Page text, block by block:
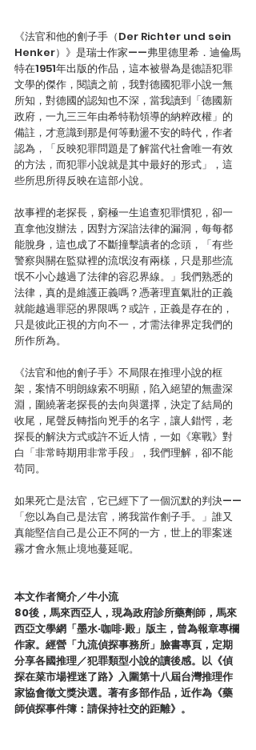
《法官和他的劊子手（Der Richter und sein
Henker）》是瑞士作家——弗里德里希．迪倫馬
特在1951年出版的作品，這本被譽為是德語犯罪
文學的傑作，閱讀之前，我對德國犯罪小說一無
所知，對德國的認知也不深，當我讀到「德國新
政府，一九三三年由希特勒領導的納粹政權」的
備註，才意識到那是何等動盪不安的時代，作者
認為，「反映犯罪問題是了解當代社會唯一有效
的方法，而犯罪小說就是其中最好的形式」，這
些所思所得反映在這部小說。
故事裡的老探長，窮極一生追查犯罪慣犯，卻一
直拿他沒辦法，因對方深諳法律的漏洞，每每都
能脫身，這也成了不斷撞擊讀者的念頭，「有些
警察與關在監獄裡的流氓沒有兩樣，只是那些流
氓不小心越過了法律的容忍界線。」我們熟悉的
法律，真的是維護正義嗎？憑著理直氣壯的正義
就能越過罪惡的界限嗎？或許，正義是存在的，
只是彼此正視的方向不一，才需法律界定我們的
所作所為。
《法官和他的劊子手》不局限在推理小說的框
架，案情不明朗線索不明顯，陷入絕望的無盡深
淵，圍繞著老探長的去向與選擇，決定了結局的
收尾，尾聲反轉指向兇手的名字，讓人錯愕，老
探長的解決方式或許不近人情，一如《寒戰》對
白「非常時期用非常手段」，我們理解，卻不能
苟同。
如果死亡是法官，它已經下了一個沉默的判決——
「您以為自己是法官，將我當作劊子手。」誰又
真能堅信自己是公正不阿的一方，世上的罪案迷
霧才會永無止境地蔓延呢。
本文作者簡介／牛小流
80後，馬來西亞人，現為政府診所藥劑師，馬來
西亞文學網「墨水·咖啡·殿」版主，曾為報章專欄
作家。經營「九流偵探事務所」臉書專頁，定期
分享各國推理／犯罪類型小說的讀後感。以《偵
探在菜市場裡迷了路》入圍第十八屆台灣推理作
家協會徵文獎決選。著有多部作品，近作為《藥
師偵探事件簿：請保持社交的距離》。